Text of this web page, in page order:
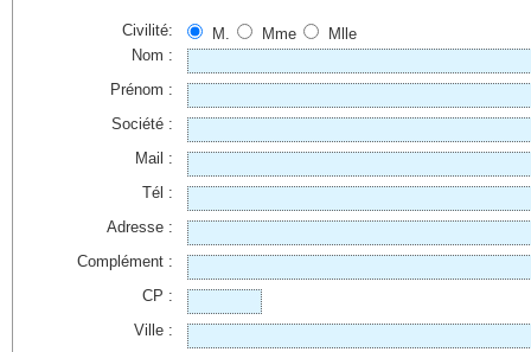
Civilité: M. Mme
Mlle
Nom :
Prénom :
Société :
Mail :
Tél :
Adresse :
Complément :
CP :
Ville :